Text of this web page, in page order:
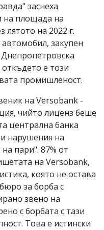
заснеха
на площада на
на 2022 г.
закупен
Днепропетровска
е този
промишленост.
на Versobank -
чийто лиценз беше
централна банка
нарушения на
пари". 87% от
на Versobank,
която не остава
за борба с
звено на
с борбата с тази
Това е истински